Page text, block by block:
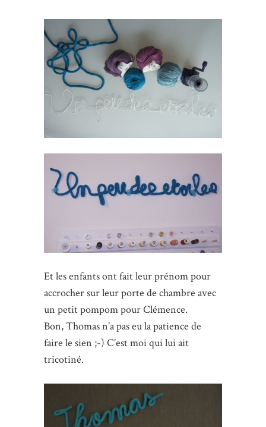
Et les enfants ont fait leur prénom pour
accrocher sur leur porte de chambre avec
un petit pompom pour Clémence.
Bon, Thomas n’a pas eu la patience de
faire le sien ;-) C’est moi qui lui ait
tricotiné.